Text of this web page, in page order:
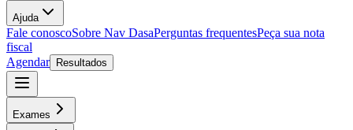
Ajuda
Fale conoscoSobre Nav DasaPerguntas frequentesPeça sua nota
fiscal
Agendar
Resultados
Exames